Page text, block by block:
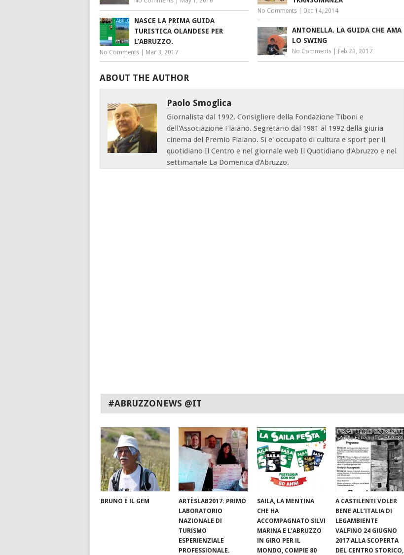
No Comments Dec 14, 2014
NASCE LA PRIMA GUIDA
TURISTICA OLANDESE PER
L’ABRUZZO.
No Comments Mar 3, 2017
ANTONELLA. LA GUIDA CHE AMA
LO SWING
No Comments Feb 23, 2017
ABOUT THE AUTHOR
Paolo Smoglica
Giornalista dal 1992. Consigliere della Fondazione Tiboni e
dell'Associazione Flaiano. Segretario dal 1981 al 1992 della giuria
cinema del Premio Flaiano. Si e' occupato di cultura e sport per il
quotidiano Il Centro e nel giornale web Il Quotidiano d'Abruzzo e nel
settimanale La Domenica d'Abruzzo.
#ABRUZZONEWS @IT
BRUNO E IL GEM
ARTÈSLAB2017: PRIMO
LABORATORIO
NAZIONALE DI
TURISMO
ESPERIENZIALE
PROFESSIONALE.
SAILA, LA MENTINA
CHE HA
ACCOMPAGNATO SILVI
MARINA E L’ABRUZZO
IN GIRO PER IL
MONDO, COMPIE 80
A CASTILENTI VOLER
BENE ALL’ITALIA DI
LEGAMBIENTE
VALFINO 24 GIUGNO
2017 ALLA SCOPERTA
DEL CENTRO STORICO,